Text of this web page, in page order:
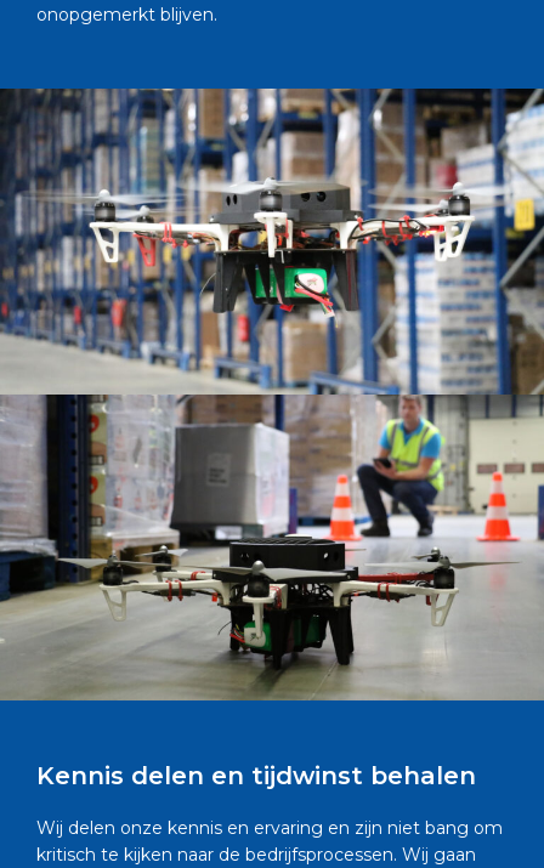
onopgemerkt blijven.
Kennis delen en tijdwinst behalen
Wij delen onze kennis en ervaring en zijn niet bang om
kritisch te kijken naar de bedrijfsprocessen. Wij gaan